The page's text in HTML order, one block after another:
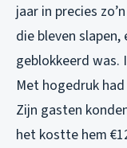
jaar in precies
die bleven
geblokkeerd was.
Met hogedruk
Zijn gasten
het kostte hem